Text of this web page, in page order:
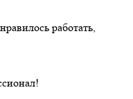
работать,